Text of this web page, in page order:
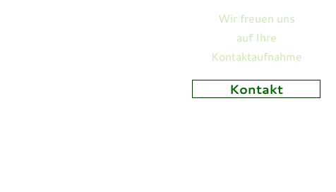
Wir freuen uns
auf Ihre
Kontaktaufnahme
Kontakt